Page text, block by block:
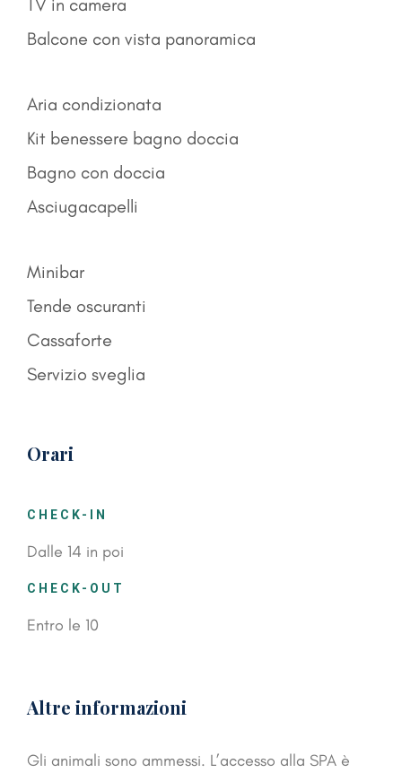
Balcone con vista panoramica
Aria condizionata
Kit benessere bagno doccia
Bagno con doccia
Asciugacapelli
Minibar
Tende oscuranti
Cassaforte
Servizio sveglia
Orari
CHECK-IN
Dalle 14 in poi
CHECK-OUT
Entro le 10
Altre informazioni
Gli animali sono ammessi. L’accesso alla SPA è